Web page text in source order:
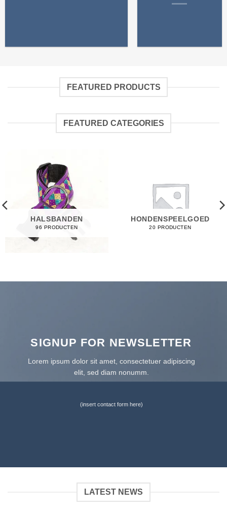
FEATURED PRODUCTS
FEATURED CATEGORIES
HALSBANDEN
96 PRODUCTEN
HONDENSPEELGOED
20 PRODUCTEN
SIGNUP FOR NEWSLETTER
Lorem ipsum dolor sit amet, consectetuer adipiscing
elit, sed diam nonumm.
(insert contact form here)
LATEST NEWS